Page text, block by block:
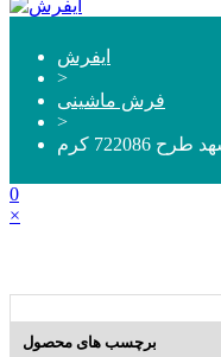
ایفرش
>
فرش ماشینی
>
کرم
0
×
برچسب های محصول